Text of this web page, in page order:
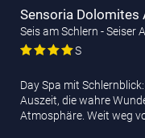
Sensoria Dolomites
Seis am Schlern - Seiser
S
Day Spa mit
Auszeit, die wahre
Atmosphäre. Weit weg